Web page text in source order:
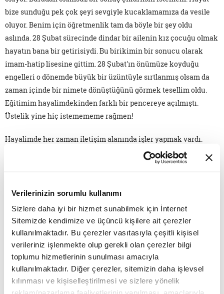
Verilerinizin sorumlu kullanımı
Sizlere daha iyi bir hizmet sunabilmek için İnternet
Sitemizde kendimize ve üçüncü kişilere ait çerezler
kullanılmaktadır. Bu çerezler vasıtasıyla çeşitli kişisel
verileriniz işlenmekte olup gerekli olan çerezler bilgi
toplumu hizmetlerinin sunulması amacıyla
kullanılmaktadır. Diğer çerezler, sitemizin daha işlevsel
kılınması ve kişiselleştirilmesi ve sizlere yönelik
bize sunduğu pek çok şeyi sevgiyle kucaklamamıza da vesile
oluyor. Benim için öğretmenlik tam da böyle bir şey oldu
aslında. 28 Şubat sürecinde dindar bir ailenin kız çocuğu olmak
hayatın bana bir getirisiydi. Bu birikimin bir sonucu olarak
imam-hatip lisesine gittim. 28 Şubat'ın önümüze koyduğu
engelleri o dönemde büyük bir üzüntüyle sırtlanmış olsam da
zaman içinde bir nimete dönüştüğünü görmek tesellim oldu.
Eğitimim hayalimdekinden farklı bir pencereye açılmıştı.
Üstelik yine hiç istemememe rağmen!
Hayalimde her zaman iletişim alanında işler yapmak vardı.
Peki, ilahiyat da nereden çıktı? Yurt dışına giderek istediğim
bölümü okumak ya da Türkiye'de kalarak ilahiyata razı olmak
zorunluluğum "başörtülü, imamhatipli" olmamdan ileri
geliyordu. Vatanımda kalarak önüme çıkan yolları
değerlendirmeye karar verdim. Böylece ilahiyatçı ve eğitimci
olmanın kapıları açıldı önüme. Bu birikimin hayatıma
kattıklarına paha biçemem. Kimlik dediğimiz şeyin inşası
insanın ömrü boyunca sürüyor. Yani şu veya bu kimliğim
dediğimde aslında hâlâ süregelen bir yaşam biçiminden
bahsediyorumdur.